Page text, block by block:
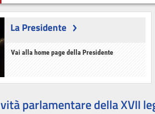
La Presidente
Vai alla home page della Presidente
parlamentare della XVII